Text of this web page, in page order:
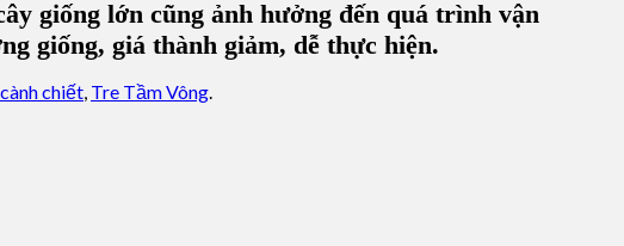
giống lớn cũng ảnh hưởng đến quá trình vận
giống, giá thành giảm, dễ thực hiện.
chiết, Tre Tầm Vông.